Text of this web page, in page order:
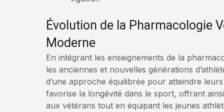
Évolution de la Pharmacologie
Moderne
En intégrant les enseignements de la
les anciennes et nouvelles générations
d’une approche équilibrée pour atteindre
favorise la longévité dans le sport, offrant
aux vétérans tout en équipant les jeunes